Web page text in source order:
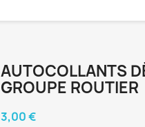
AUTOCOLLANTS
GROUPE ROUTIER
3,00 €